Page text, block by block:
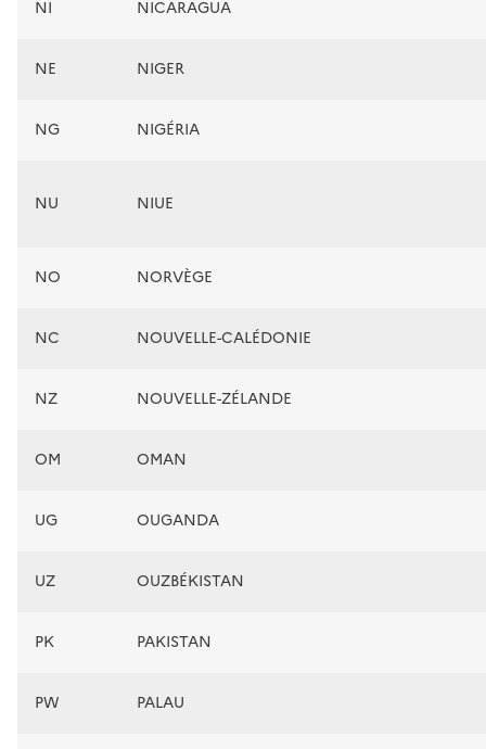
NI NICARAGUA
NE NIGER
NG NIGÉRIA
NU NIUE
NO NORVÈGE
NC NOUVELLE-CALÉDONIE
NZ NOUVELLE-ZÉLANDE
OM OMAN
UG OUGANDA
UZ OUZBÉKISTAN
PK PAKISTAN
PW PALAU